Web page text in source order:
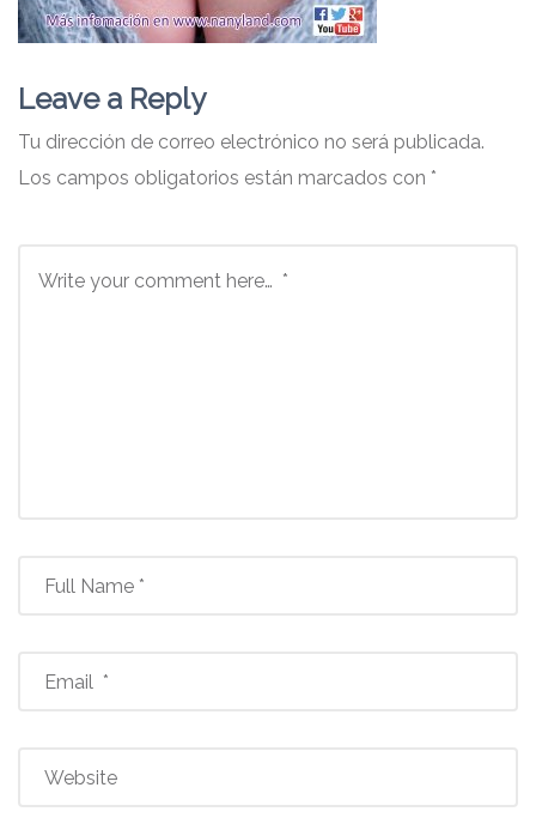
Leave a Reply
Tu dirección de correo electrónico no será publicada.
Los campos obligatorios están marcados con *